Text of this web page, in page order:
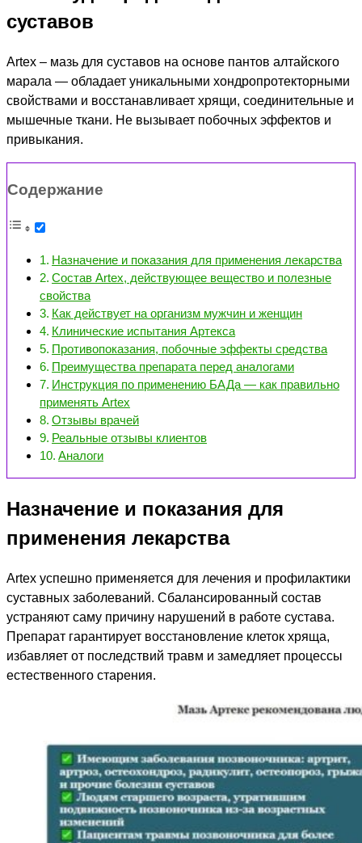
суставов
Artex – мазь для суставов на основе пантов алтайского
марала — обладает уникальными хондропротекторными
свойствами и восстанавливает хрящи, соединительные и
мышечные ткани. Не вызывает побочных эффектов и
привыкания.
Содержание
Назначение и показания для применения лекарства
Состав Artex, действующее вещество и полезные
свойства
Как действует на организм мужчин и женщин
Клинические испытания Артекса
Противопоказания, побочные эффекты средства
Преимущества препарата перед аналогами
Инструкция по применению БАДа — как правильно
применять Artex
Отзывы врачей
Реальные отзывы клиентов
Аналоги
Назначение и показания для
применения лекарства
Artex успешно применяется для лечения и профилактики
суставных заболеваний. Сбалансированный состав
устраняют саму причину нарушений в работе сустава.
Препарат гарантирует восстановление клеток хряща,
избавляет от последствий травм и замедляет процессы
естественного старения.